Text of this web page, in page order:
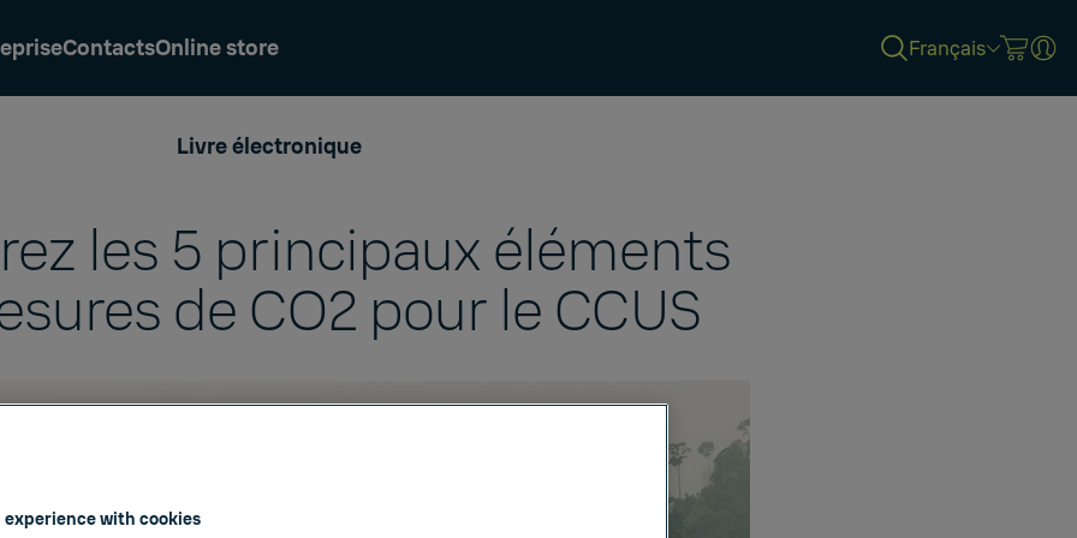
ContactsOnline store Français
Livre électronique
les 5 principaux éléments
de CO2 pour le CCUS
experience with cookies